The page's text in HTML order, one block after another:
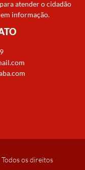
atender o cidadão
informação.
os direitos